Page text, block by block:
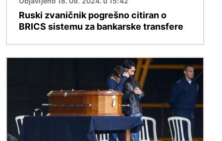
Ruski zvaničnik pogrešno citiran o
BRICS sistemu za bankarske transfere